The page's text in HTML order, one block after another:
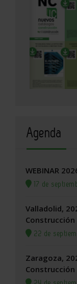
Agenda
WEBINAR
17 de
Valladolid,
Construcción
22 de
Zaragoza,
Construcción